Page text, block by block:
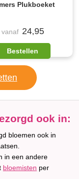
Plukboeket
vanaf 24,95
Bestellen
ook in:
bloemen ook in
in een andere
bloemisten per